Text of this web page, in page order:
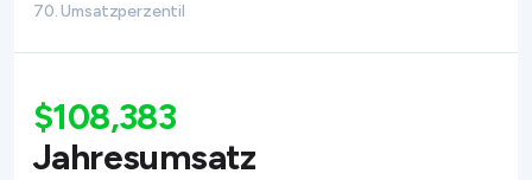
70. Umsatzperzentil
$108,383
Jahresumsatz